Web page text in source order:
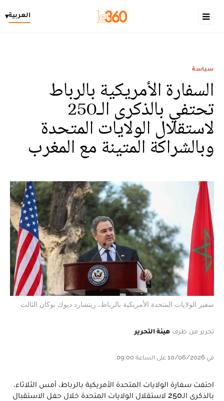
العربية▾
سياسة
السفارة الأمريكية بالرباط
تحتفي بالذكرى الـ250
لاستقلال الولايات المتحدة
وبالشراكة المتينة مع المغرب
سفير الولايات المتحدة الأمريكية بالرباط، ريتشارد ديوك بوكان الثالث
تحرير من طرف هيئة التحرير
في 10/06/2026 على الساعة 09:00
احتفت سفارة الولايات المتحدة الأمريكية بالرباط، أمس الثلاثاء،
بالذكرى الـ250 لاستقلال الولايات المتحدة خلال حفل الاستقبال